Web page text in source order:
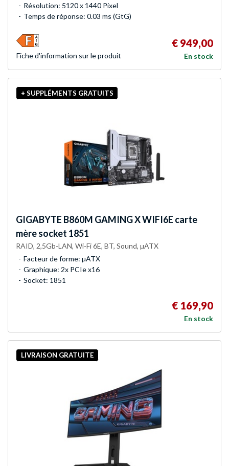
Résolution: 5120 x 1440 Pixel
Temps de réponse: 0.03 ms (GtG)
€ 949,00
En stock
Fiche d'infor­mation sur le produit
+ SUPPLÉMENTS GRATUITS
GIGABYTE B860M GAMING X WIFI6E carte
mère socket 1851
RAID, 2,5Gb-LAN, Wi-Fi 6E, BT, Sound, µATX
Facteur de forme: µATX
Graphique: 2x PCIe x16
Socket: 1851
€ 169,90
En stock
LIVRAISON GRATUITE